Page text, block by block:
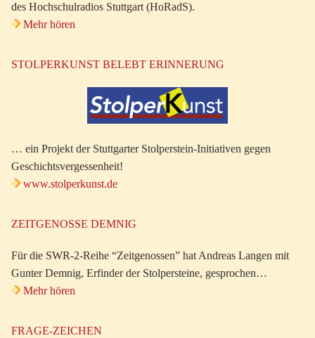
des Hochschulradios Stuttgart (HoRadS).
Mehr hören
STOLPERKUNST BELEBT ERINNERUNG
… ein Projekt der Stuttgarter Stolperstein-Initiativen gegen
Geschichtsvergessenheit!
www.stolperkunst.de
ZEITGENOSSE DEMNIG
Für die SWR-2-Reihe “Zeitgenossen” hat Andreas Langen mit
Gunter Demnig, Erfinder der Stolpersteine, gesprochen…
Mehr hören
FRAGE-ZEICHEN